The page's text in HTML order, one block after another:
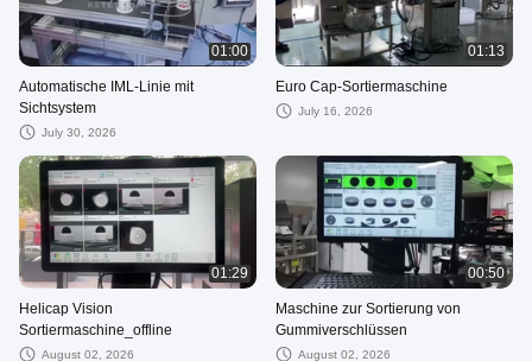
01:00
Automatische IML-Linie mit
Sichtsystem
July 30, 2026
01:13
Euro Cap-Sortiermaschine
July 16, 2026
01:29
Helicap Vision
Sortiermaschine_offline
August 02, 2026
00:50
Maschine zur Sortierung von
Gummiverschlüssen
August 02, 2026